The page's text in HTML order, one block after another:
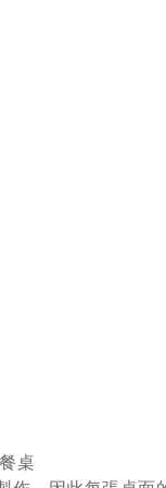
桌